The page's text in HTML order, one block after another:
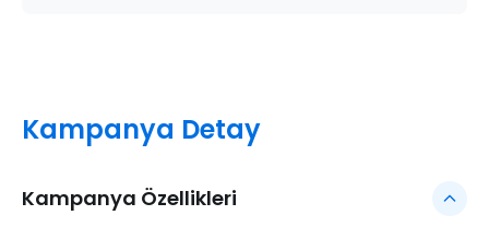
Kampanya Detay
Kampanya Özellikleri